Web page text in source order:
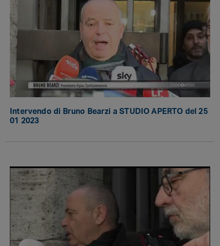
Intervendo di Bruno Bearzi a STUDIO APERTO del 25
01 2023